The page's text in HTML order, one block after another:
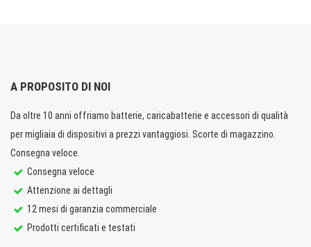
A PROPOSITO DI NOI
Da oltre 10 anni offriamo batterie, caricabatterie e accessori di qualità
per migliaia di dispositivi a prezzi vantaggiosi. Scorte di magazzino.
Consegna veloce.
Consegna veloce
Attenzione ai dettagli
12 mesi di garanzia commerciale
Prodotti certificati e testati